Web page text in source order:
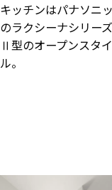
キッチンはパナソニ
のラクシーナシリーズ
Ⅱ型のオープンスタイ
ル。